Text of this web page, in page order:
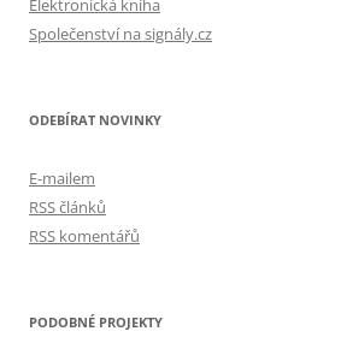
Elektronická kniha
Společenství na signály.cz
ODEBÍRAT NOVINKY
E-mailem
RSS článků
RSS komentářů
PODOBNÉ PROJEKTY